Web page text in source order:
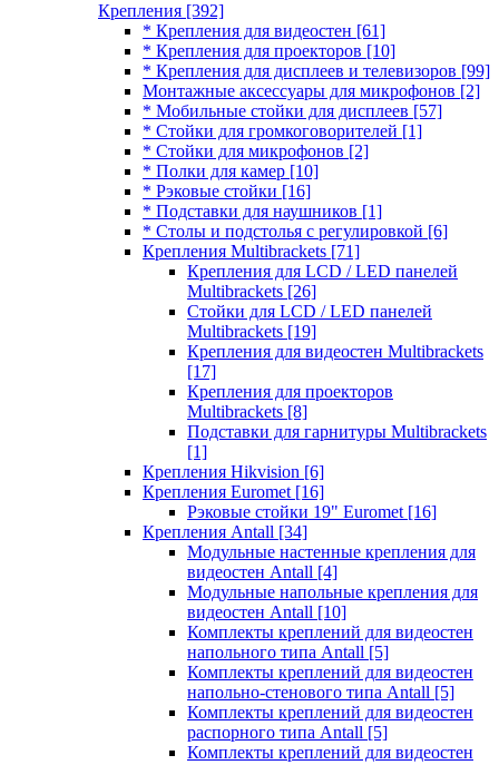
Крепления [392]
* Крепления для видеостен [61]
* Крепления для проекторов [10]
* Крепления для дисплеев и телевизоров [99]
Монтажные аксессуары для микрофонов [2]
* Мобильные стойки для дисплеев [57]
* Стойки для громкоговорителей [1]
* Стойки для микрофонов [2]
* Полки для камер [10]
* Рэковые стойки [16]
* Подставки для наушников [1]
* Столы и подстолья с регулировкой [6]
Крепления Multibrackets [71]
Крепления для LCD / LED панелей
Multibrackets [26]
Стойки для LCD / LED панелей
Multibrackets [19]
Крепления для видеостен Multibrackets
[17]
Крепления для проекторов
Multibrackets [8]
Подставки для гарнитуры Multibrackets
[1]
Крепления Hikvision [6]
Крепления Euromet [16]
Рэковые стойки 19" Euromet [16]
Крепления Antall [34]
Модульные настенные крепления для
видеостен Antall [4]
Модульные напольные крепления для
видеостен Antall [10]
Комплекты креплений для видеостен
напольного типа Antall [5]
Комплекты креплений для видеостен
напольно-стенового типа Antall [5]
Комплекты креплений для видеостен
распорного типа Antall [5]
Комплекты креплений для видеостен